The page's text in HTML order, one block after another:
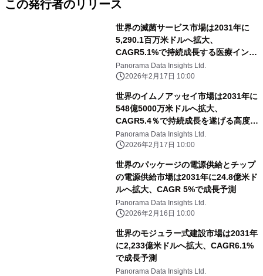
この発行者のリリース
世界の滅菌サービス市場は2031年に
5,290.1百万米ドルへ拡大、
CAGR5.1%で持続成長する医療インフ
ラの中核分野
Panorama Data Insights Ltd.
2026年2月17日 10:00
世界のイムノアッセイ市場は2031年に
548億5000万米ドルへ拡大、
CAGR5.4％で持続成長を遂げる高度診
断技術の中核分野
Panorama Data Insights Ltd.
2026年2月17日 10:00
世界のパッケージの電源供給とチップ
の電源供給市場は2031年に24.8億米ド
ルへ拡大、CAGR 5%で成長予測
Panorama Data Insights Ltd.
2026年2月16日 10:00
世界のモジュラー式建設市場は2031年
に2,233億米ドルへ拡大、CAGR6.1%
で成長予測
Panorama Data Insights Ltd.